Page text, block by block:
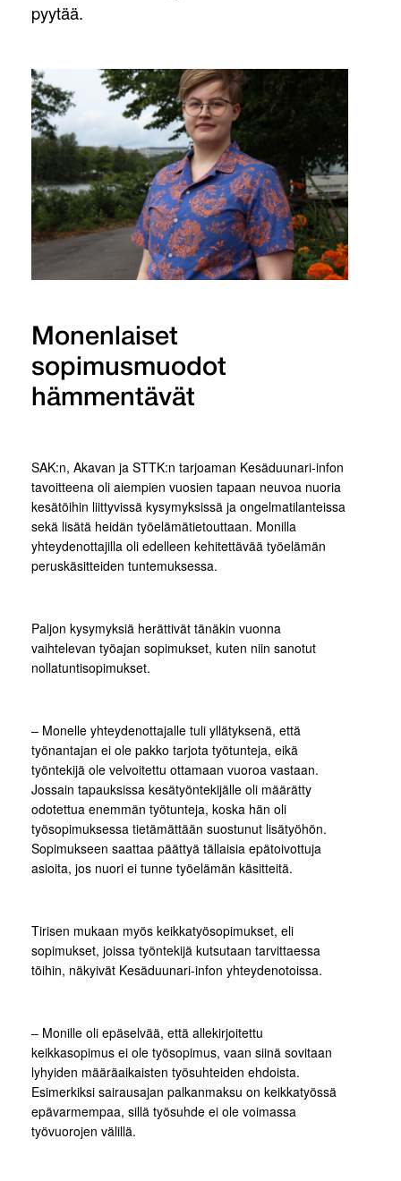
pyytää.
Monenlaiset
sopimusmuodot
hämmentävät
SAK:n, Akavan ja STTK:n tarjoaman Kesäduunari-infon
tavoitteena oli aiempien vuosien tapaan neuvoa nuoria
kesätöihin liittyvissä kysymyksissä ja ongelmatilanteissa
sekä lisätä heidän työelämätietouttaan. Monilla
yhteydenottajilla oli edelleen kehitettävää työelämän
peruskäsitteiden tuntemuksessa.
Paljon kysymyksiä herättivät tänäkin vuonna
vaihtelevan työajan sopimukset, kuten niin sanotut
nollatuntisopimukset.
– Monelle yhteydenottajalle tuli yllätyksenä, että
työnantajan ei ole pakko tarjota työtunteja, eikä
työntekijä ole velvoitettu ottamaan vuoroa vastaan.
Jossain tapauksissa kesätyöntekijälle oli määrätty
odotettua enemmän työtunteja, koska hän oli
työsopimuksessa tietämättään suostunut lisätyöhön.
Sopimukseen saattaa päättyä tällaisia epätoivottuja
asioita, jos nuori ei tunne työelämän käsitteitä.
Tirisen mukaan myös keikkatyösopimukset, eli
sopimukset, joissa työntekijä kutsutaan tarvittaessa
töihin, näkyivät Kesäduunari-infon yhteydenotoissa.
– Monille oli epäselvää, että allekirjoitettu
keikkasopimus ei ole työsopimus, vaan siinä sovitaan
lyhyiden määräaikaisten työsuhteiden ehdoista.
Esimerkiksi sairausajan palkanmaksu on keikkatyössä
epävarmempaa, sillä työsuhde ei ole voimassa
työvuorojen välillä.